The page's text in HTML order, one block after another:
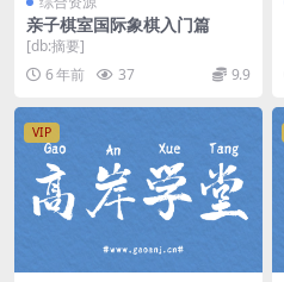
亲子棋室国际象棋入门篇
[db:摘要]
6 年前
37 9.9
VIP